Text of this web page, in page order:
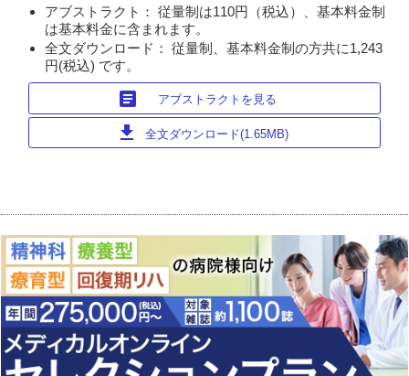
アブストラクト： 従量制は110円（税込）、基本料金制
は基本料金に含まれます。
全文ダウンロード： 従量制、基本料金制の方共に1,243
円(税込) です。
article アブストラクトを見る
download 全文ダウンロード(1.65MB)